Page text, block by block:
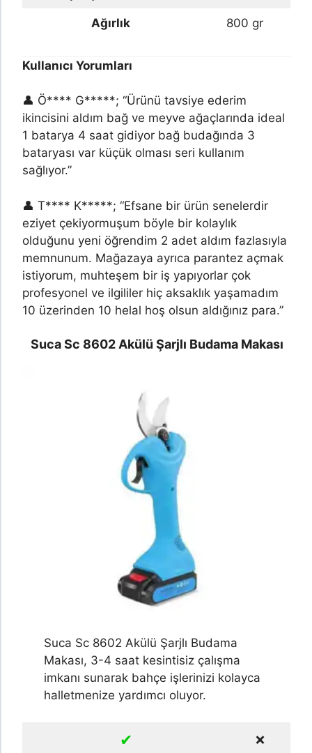
Ağırlık 800 gr
Kullanıcı Yorumları
👤 Ö**** G*****; “Ürünü tavsiye ederim
ikincisini aldım bağ ve meyve ağaçlarında ideal
1 batarya 4 saat gidiyor bağ budağında 3
bataryası var küçük olması seri kullanım
sağlıyor.”
👤 T**** K*****; “Efsane bir ürün senelerdir
eziyet çekiyormuşum böyle bir kolaylık
olduğunu yeni öğrendim 2 adet aldım fazlasıyla
memnunum. Mağazaya ayrıca parantez açmak
istiyorum, muhteşem bir iş yapıyorlar çok
profesyonel ve ilgililer hiç aksaklık yaşamadım
10 üzerinden 10 helal hoş olsun aldığınız para.”
Suca Sc 8602 Akülü Şarjlı Budama Makası
Suca Sc 8602 Akülü Şarjlı Budama
Makası, 3-4 saat kesintisiz çalışma
imkanı sunarak bahçe işlerinizi kolayca
halletmenize yardımcı oluyor.
✔ ❌